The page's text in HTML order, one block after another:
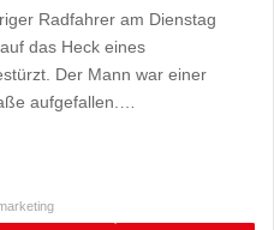
Radfahrer am Dienstag
das Heck eines
Der Mann war einer
aufgefallen.…